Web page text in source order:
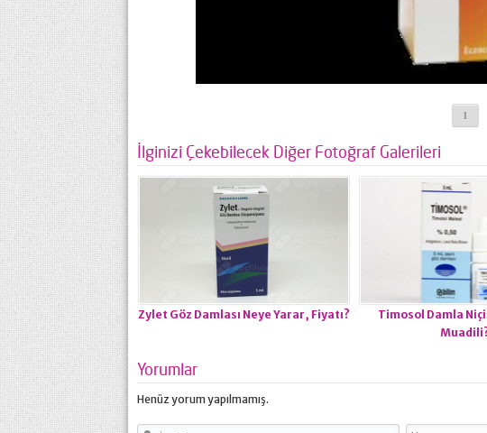
1
İlginizi Çekebilecek Diğer Fotoğraf Galerileri
Zylet Göz Damlası Neye Yarar, Fiyatı?
Timosol Damla
Yorumlar
Henüz yorum yapılmamış.